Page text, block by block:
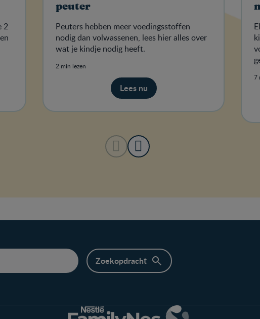
2
peuter
Peuters hebben meer voedingsstoffen
nodig dan volwassenen, lees hier alles over
wat je kindje nodig heeft.
2 min lezen
Lees nu
7